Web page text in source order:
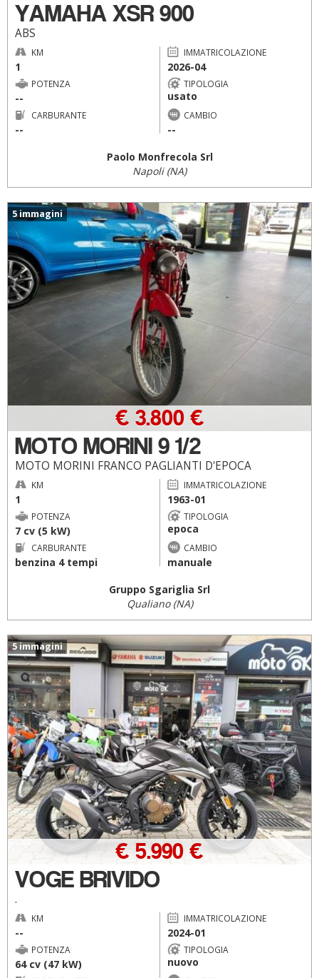
YAMAHA XSR 900
ABS
KM
1
IMMATRICOLAZIONE
2026-04
POTENZA
--
TIPOLOGIA
usato
CARBURANTE
--
CAMBIO
--
Paolo Monfrecola Srl
Napoli (NA)
5 immagini
MOTO MORINI 9 1/2
MOTO MORINI FRANCO PAGLIANTI D'EPOCA
€ 3.800 €
KM
1
IMMATRICOLAZIONE
1963-01
POTENZA
7 cv (5 kW)
TIPOLOGIA
epoca
CARBURANTE
benzina 4 tempi
CAMBIO
manuale
Gruppo Sgariglia Srl
Qualiano (NA)
5 immagini
VOGE BRIVIDO
.
€ 5.990 €
KM
--
IMMATRICOLAZIONE
2024-01
POTENZA
64 cv (47 kW)
TIPOLOGIA
nuovo